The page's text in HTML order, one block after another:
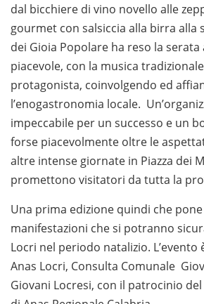
dal bicchiere di vino novello alle
gourmet con salsiccia alla birra alla
dei Gioia Popolare ha reso la
piacevole, con la musica
protagonista, coinvolgendo ed
l’enogastronomia locale.
impeccabile per un successo e un
forse piacevolmente oltre le
altre intense giornate in Piazza dei
promettono visitatori da tutta la
Una prima edizione quindi che
manifestazioni che si potranno
Locri nel periodo natalizio. L’evento
Anas Locri, Consulta Comunale
Giovani Locresi, con il patrocinio